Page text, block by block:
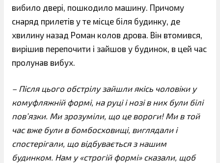
вибило двері, пошкодило машину. Причому
снаряд прилетів у те місце біля будинку, де
хвилину назад Роман колов дрова. Він втомився,
вирішив перепочити і зайшов у будинок, в цей час
пролунав вибух.
– Після цього обстрілу зайшли якісь чоловіки у
комуфляжній формі, на руці і нозі в них були білі
пов’язки. Ми зрозуміли, що це вороги! Ми в той
час вже були в бомбосховищі, виглядали і
спостерігали, що відбувається з нашим
будинком. Нам у «строгій формі» сказали, щоб